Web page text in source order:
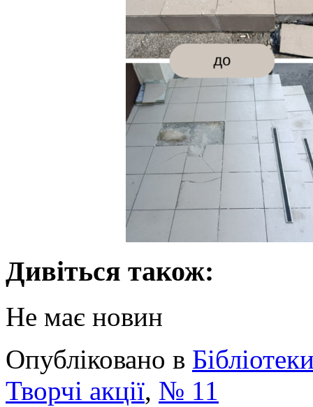
Дивіться також:
Не має новин
Опубліковано в
Творчі акції, № 11